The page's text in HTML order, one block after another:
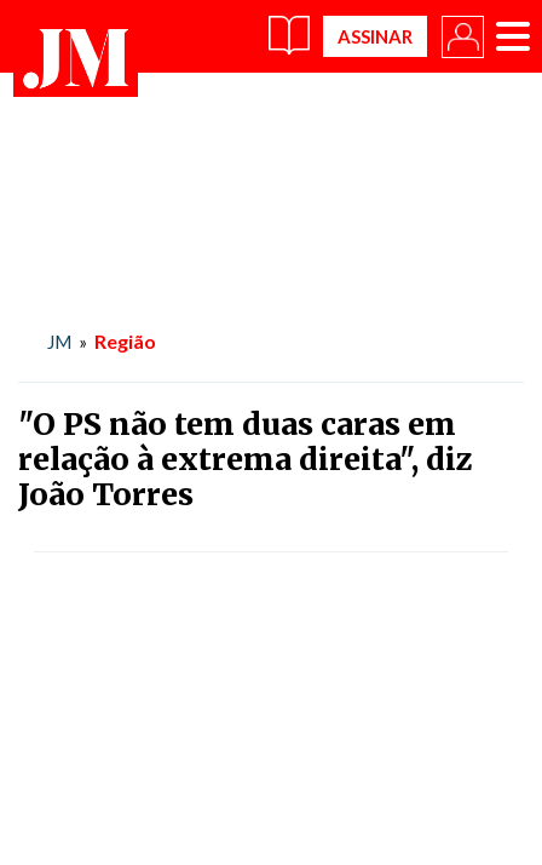
×
JM » Região
"O PS não tem duas caras em
relação à extrema direita", diz
João Torres